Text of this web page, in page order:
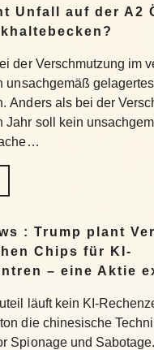
Unfall auf der A2
der Verschmutzung im
unsachgemäß
Anders als bei der
Jahr soll kein
: Trump plant
Chips für KI-
– eine Aktie
läuft kein KI-
die chinesische
Spionage und